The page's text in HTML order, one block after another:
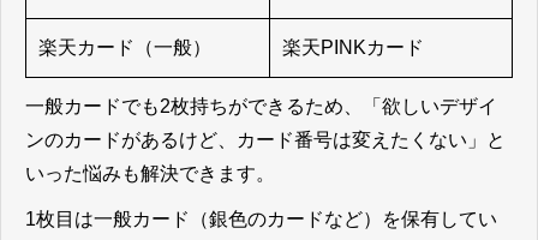
楽天カード（一般） 楽天PINKカード
一般カードでも2枚持ちができるため、「欲しいデザイ
ンのカードがあるけど、カード番号は変えたくない」と
いった悩みも解決できます。
1枚目は一般カード（銀色のカードなど）を保有してい